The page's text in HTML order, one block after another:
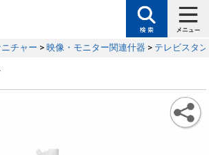
チャー > 映像・モニター関連什器 > テレビスタ